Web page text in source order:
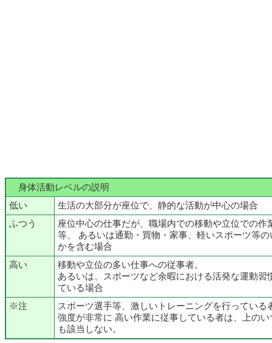
身体活動レベルの説明
低い
生活の大部分が座位で、静的な活動が中心の場合
ふつう
座位中心の仕事だが、職場内での移動や立位での作
等、 あるいは通勤・買物・家事、軽いスポーツ等の
かを含む場合
高い
移動や立位の多い仕事への従事者。
あるいは、スポーツなど余暇における活発な運動習
ている場合
※注
スポーツ選手等、激しいトレーニングを行っている
強度が非常に 高い作業に従事している者は、上のい
も該当しない。